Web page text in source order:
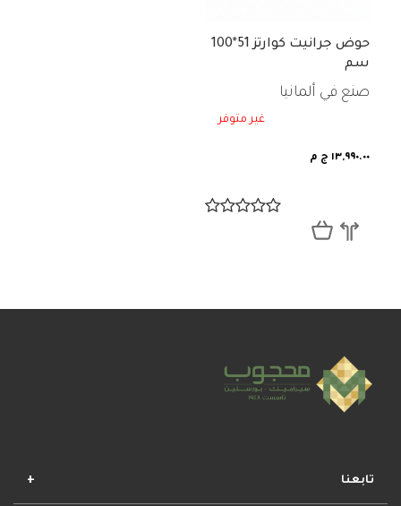
حوض جرانيت كوارتز 51*100
سم
صنع في ألمانيا
غير متوفر
١٣,٩٩٠.٠٠ ج م
تابعنا